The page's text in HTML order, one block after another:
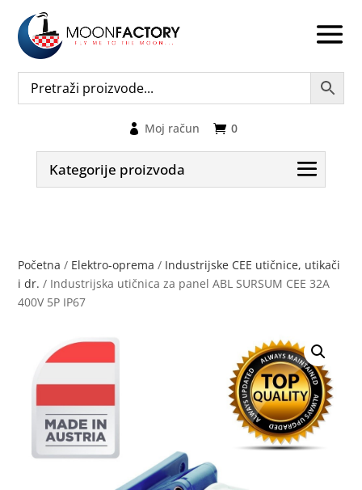
0
Moj račun
Kategorije proizvoda
Početna / Elektro-oprema / Industrijske CEE utičnice, utikači
i dr. / Industrijska utičnica za panel ABL SURSUM CEE 32A
400V 5P IP67